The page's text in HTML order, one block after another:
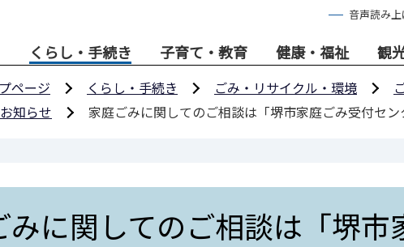
音声読み
くらし・手続き 子育て・教育 健康・福祉 観
ページ くらし・手続き ごみ・リサイクル・環境
知らせ
家庭ごみに関してのご相談は「堺市家庭ごみ受付セン
みに関してのご相談は「堺市